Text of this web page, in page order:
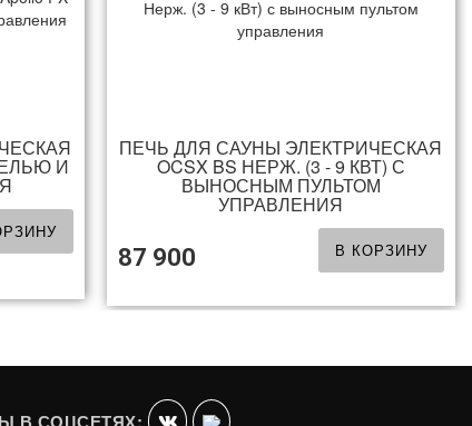
И
ПЕЧЬ ДЛЯ САУНЫ ЭЛЕКТРИЧЕСКАЯ
OCSX BS НЕРЖ. (3 - 9 КВТ) С
ВЫНОСНЫМ ПУЛЬТОМ
УПРАВЛЕНИЯ
87 900 В КОРЗИНУ